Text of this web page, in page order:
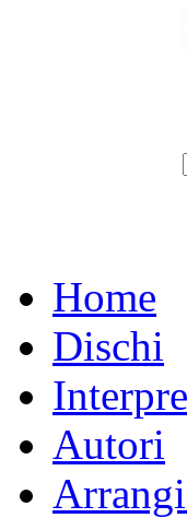
Home
Dischi
Autori